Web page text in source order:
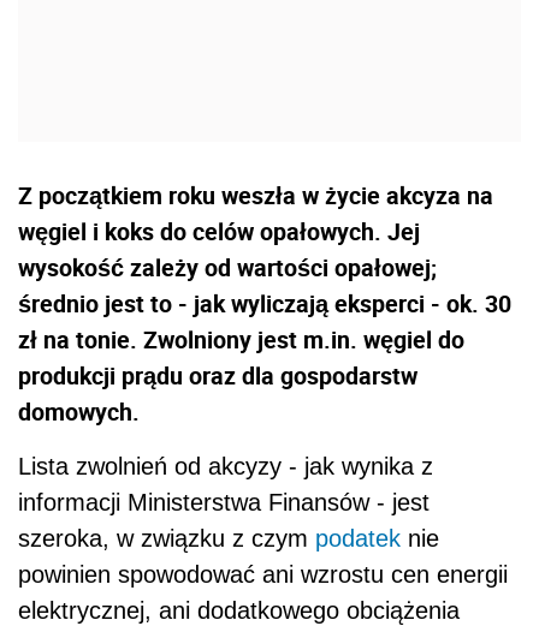
Z początkiem roku weszła w życie akcyza na
węgiel i koks do celów opałowych. Jej
wysokość zależy od wartości opałowej;
średnio jest to - jak wyliczają eksperci - ok. 30
zł na tonie. Zwolniony jest m.in. węgiel do
produkcji prądu oraz dla gospodarstw
domowych.
Lista zwolnień od akcyzy - jak wynika z
informacji Ministerstwa Finansów - jest
szeroka, w związku z czym podatek nie
powinien spowodować ani wzrostu cen energii
elektrycznej, ani dodatkowego obciążenia